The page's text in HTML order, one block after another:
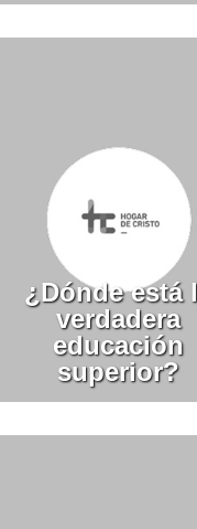
¿Dónde está
verdadera
educación
superior?